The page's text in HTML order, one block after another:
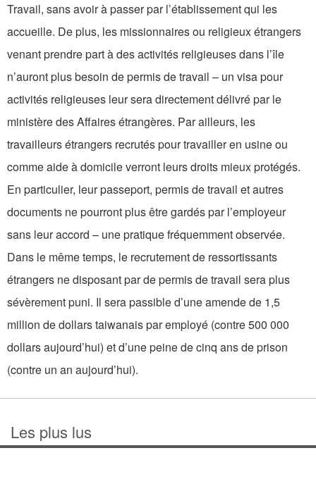
Travail, sans avoir à passer par l’établissement qui les
accueille. De plus, les missionnaires ou religieux étrangers
venant prendre part à des activités religieuses dans l’île
n’auront plus besoin de permis de travail – un visa pour
activités religieuses leur sera directement délivré par le
ministère des Affaires étrangères. Par ailleurs, les
travailleurs étrangers recrutés pour travailler en usine ou
comme aide à domicile verront leurs droits mieux protégés.
En particulier, leur passeport, permis de travail et autres
documents ne pourront plus être gardés par l’employeur
sans leur accord – une pratique fréquemment observée.
Dans le même temps, le recrutement de ressortissants
étrangers ne disposant par de permis de travail sera plus
sévèrement puni. Il sera passible d’une amende de 1,5
million de dollars taiwanais par employé (contre 500 000
dollars aujourd’hui) et d’une peine de cinq ans de prison
(contre un an aujourd’hui).
Les plus lus